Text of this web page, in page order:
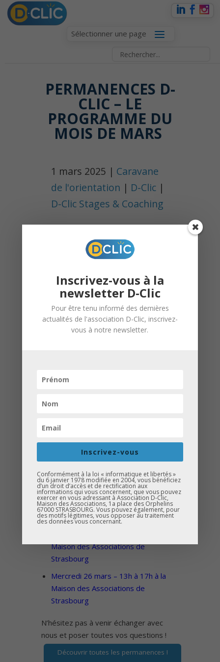
Sélectionner une page
PERMANENCES D-
CLIC – LE
PROGRAMME DU
MOIS DE MARS ️
1 mars 2025 | Caravane
de l'orientation | D-Clic |
D-Clic Stages & Coaching
Deux permanences – Caravane de
l’Orientation seront assurées en
Mercredi 19 mars – 14h à 17h
Quatre permanences – Stage seront
Mercredi 05 mars – 13h à 17h
Maison des Associations de
Strasbourg
Mercredi 12 mars – 13h à 17hà la
Maison des Associations de
Strasbourg
Maison des Associations de
Strasbourg
Mercredi 26 mars – 13h à 17h à la
Maison des Associations de
Strasbourg
N’hésitez pas à venir échanger avec
nous et poser toutes vos questions !
Découvrir toutes les permanences !
Inscrivez-vous à la
newsletter D-Clic
Pour être tenu informé des dernières
actualités de l'association D-Clic, inscrivez-
vous à notre newsletter.
Inscrivez-vous
Conformément à la loi « informatique et libertés »
du 6 janvier 1978 modifiée en 2004, vous bénéficiez
d’un droit d’accès et de rectification aux
informations qui vous concernent, que vous pouvez
exercer en vous adressant à Association D-Clic,
Maison des Associations, 1a place des Orphelins
67000 STRASBOURG. Vous pouvez également, pour
des motifs légitimes, vous opposer au traitement
des données vous concernant.